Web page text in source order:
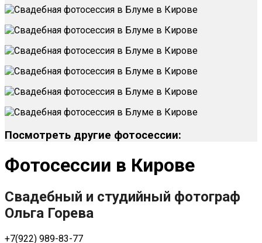
Посмотреть другие фотосессии:
Фотосессии в Кирове
Свадебный и студийный фотограф
Ольга Горева
+7(922) 989-83-77